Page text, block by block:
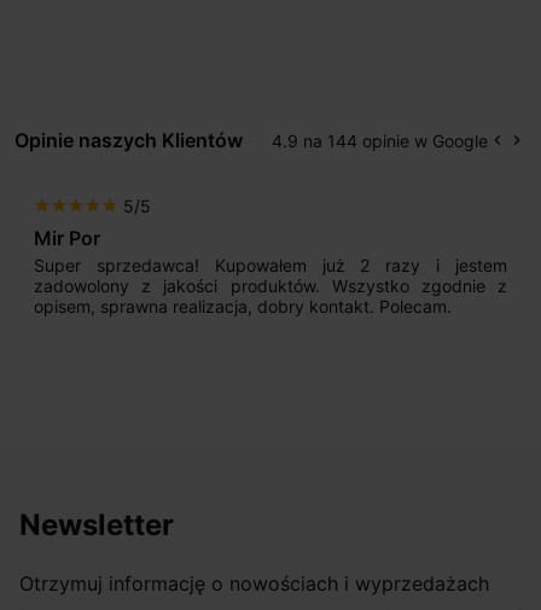
Opinie naszych Klientów 4.9 na 144 opinie w Google keyboard_arrow_left keyboard_arrow_right
star star star star star 5/5
Mir Por
Super sprzedawca! Kupowałem już 2 razy i jestem
zadowolony z jakości produktów. Wszystko zgodnie z
opisem, sprawna realizacja, dobry kontakt. Polecam.
Newsletter
Otrzymuj informację o nowościach i wyprzedażach